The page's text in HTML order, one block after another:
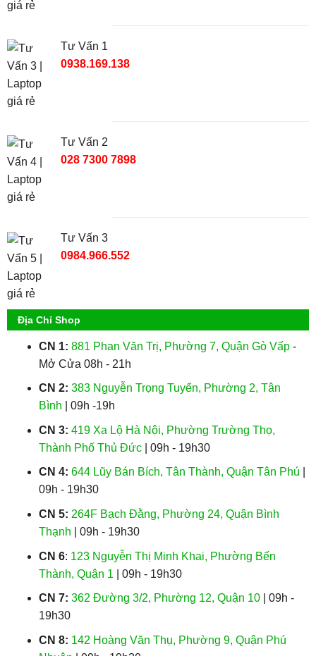
Tư Vấn 1
0938.169.138
Tư Vấn 2
028 7300 7898
Tư Vấn 3
0984.966.552
Địa Chỉ Shop
CN 1: 881 Phan Văn Trị, Phường 7, Quận Gò Vấp-
Mở Cửa 08h - 21h
CN 2: 383 Nguyễn Trọng Tuyển, Phường 2, Tân
Bình | 09h -19h
CN 3: 419 Xa Lộ Hà Nội, Phường Trường Thọ,
Thành Phố Thủ Đức| 09h - 19h30
CN 4: 644 Lũy Bán Bích, Tân Thành, Quận Tân Phú
09h - 19h30
CN 5: 264F Bạch Đằng, Phường 24, Quận Bình
Thạnh | 09h - 19h30
CN 6: 123 Nguyễn Thị Minh Khai, Phường Bến
Thành, Quận 1 | 09h - 19h30
CN 7: 362 Đường 3/2, Phường 12, Quận 10| 09h -
19h30
CN 8: 142 Hoàng Văn Thụ, Phường 9, Quận Phú